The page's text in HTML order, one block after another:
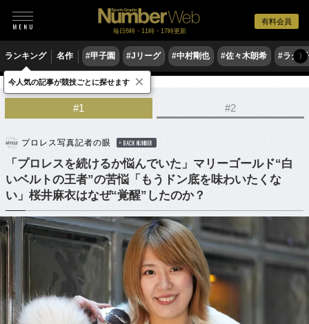
有料会員
毎日6時・11時・17時更新
ランキング 名作 #甲子園 #Jリーグ #中村剛也 #佐々木朗希 #ラグ〉
格闘技 プロレス
#1 #2
プロレス写真記者の眼 BACK NUMBER
「プロレスを続けるか悩んでいた」マリーゴールド“白
いベルトの王者”の苦悩「もうドン底を味わいたくな
い」桜井麻衣はなぜ“覚醒”したのか？
今人気の記事が競技ごとに探せます ×